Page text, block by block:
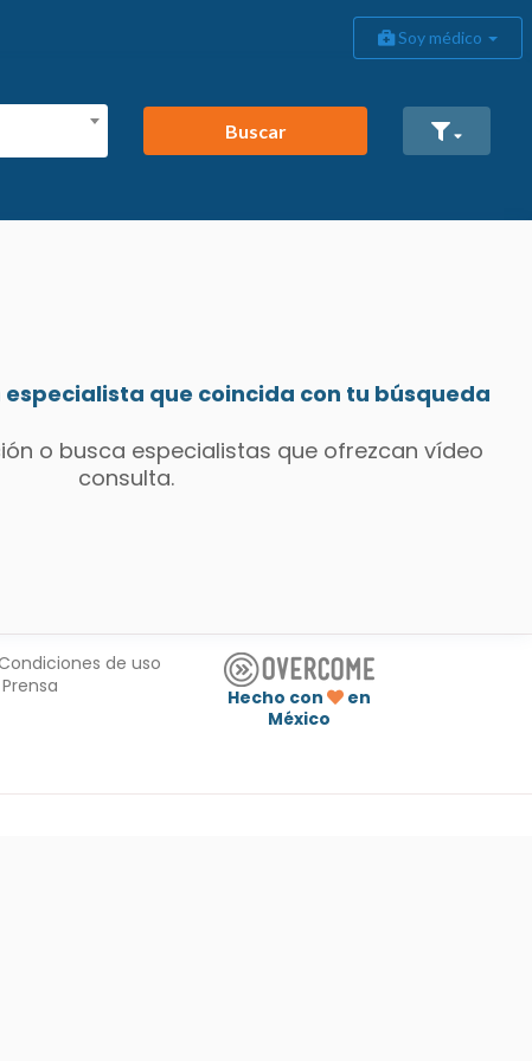
Soy médico
Buscar
especialista que coincida con tu búsqueda
o busca especialistas que ofrezcan vídeo
consulta.
de uso
Prensa
Hecho con
en
México